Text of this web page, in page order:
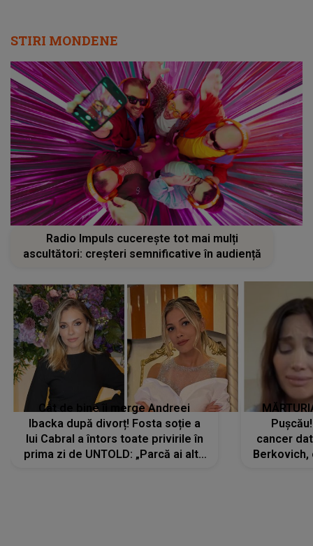
STIRI MONDENE
Radio Impuls cucerește tot mai mulți
ascultători: creșteri semnificative în audiență
Cât de bine îi merge Andreei
Ibacka după divorț! Fosta soție a
lui Cabral a întors toate privirile în
prima zi de UNTOLD: „Parcă ai altă
cancer
Berkovich,